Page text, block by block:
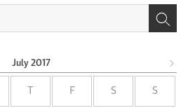
July 2017
F S S